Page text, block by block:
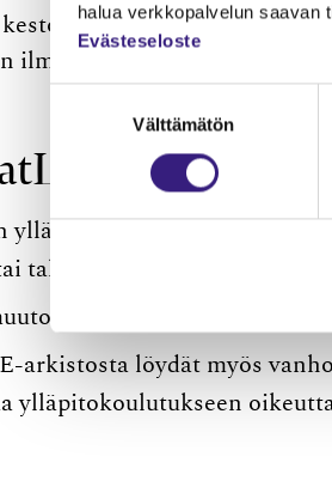
halua verkkopalvelun saavan
Evästeseloste
Välttämätön
on noin 2,5 tuntia.
ilmestymisen jälkeen.
tiiviisti:
ylläpitoon. Saat yhden KLT-
tallennetta vuodessa.
ja alan
​arkistosta löydät myös
ylläpitokoulutukseen